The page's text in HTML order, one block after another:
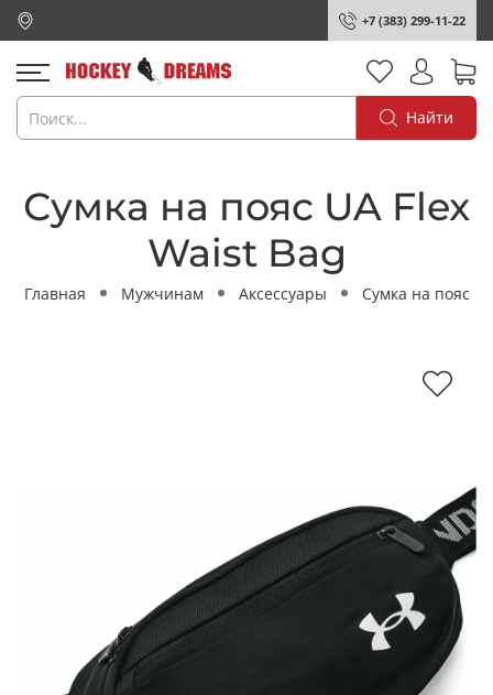
+7 (383) 299-11-22
Найти
Сумка на пояс UA Flex
Waist Bag
Главная Мужчинам Аксессуары Сумка на пояс